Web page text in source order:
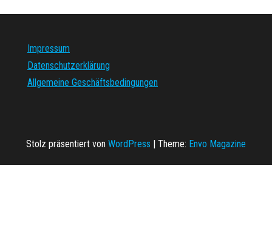
Impressum
Datenschutzerklärung
Allgemeine Geschäftsbedingungen
Stolz präsentiert von WordPress | Theme: Envo Magazine